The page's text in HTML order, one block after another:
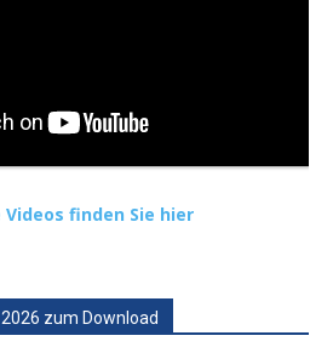
finden Sie hier
zum Download